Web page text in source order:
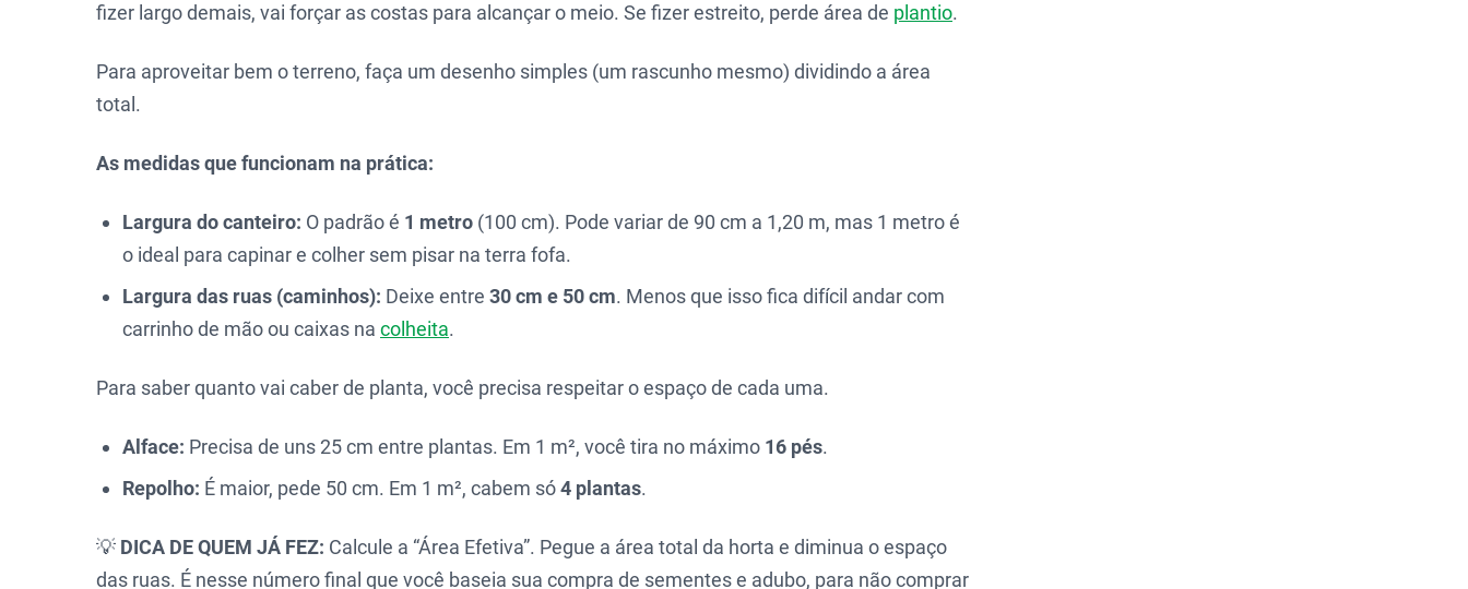
fizer largo demais, vai forçar as costas para alcançar o meio. Se fizer estreito, perde área de plantio.
Para aproveitar bem o terreno, faça um desenho simples (um rascunho mesmo) dividindo a área
total.
As medidas que funcionam na prática:
Largura do canteiro: O padrão é 1 metro (100 cm). Pode variar de 90 cm a 1,20 m, mas 1 metro é
o ideal para capinar e colher sem pisar na terra fofa.
Largura das ruas (caminhos): Deixe entre 30 cm e 50 cm. Menos que isso fica difícil andar com
carrinho de mão ou caixas na colheita.
Para saber quanto vai caber de planta, você precisa respeitar o espaço de cada uma.
Alface: Precisa de uns 25 cm entre plantas. Em 1 m², você tira no máximo 16 pés.
Repolho: É maior, pede 50 cm. Em 1 m², cabem só4 plantas.
💡 DICA DE QUEM JÁ FEZ: Calcule a “Área Efetiva”. Pegue a área total da horta e diminua o espaço
das ruas. É nesse número final que você baseia sua compra de sementes e adubo, para não comprar